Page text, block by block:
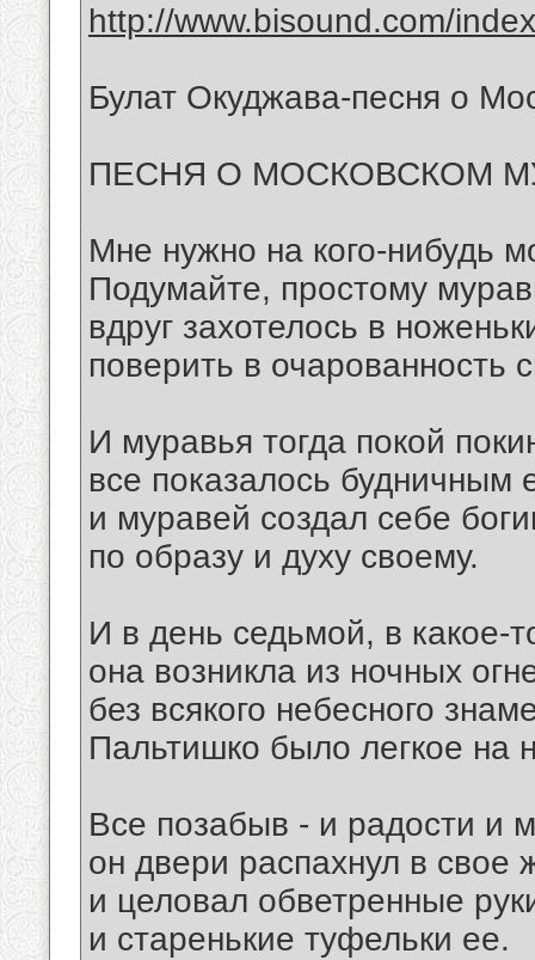
http://www.bisound.com/
Булат Окуджава-песня о
ПЕСНЯ О МОСКОВСКОМ
Мне нужно на кого-нибудь
Подумайте, простому
вдруг захотелось в
поверить в очарованность
И муравья тогда покой
все показалось будничным
и муравей создал себе
по образу и духу своему.
И в день седьмой, в какое-
она возникла из ночных
без всякого небесного
Пальтишко было легкое на
Все позабыв - и радости и
он двери распахнул в свое
и целовал обветренные
и старенькие туфельки ее.